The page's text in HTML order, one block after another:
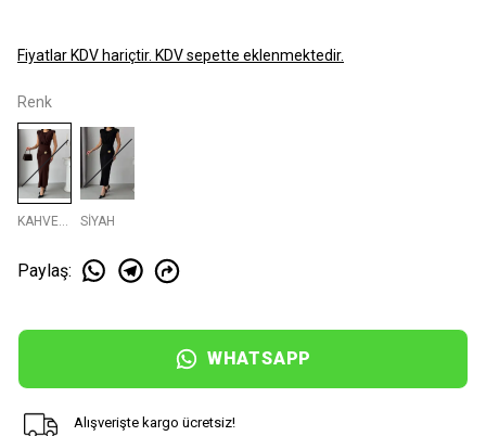
Fiyatlar KDV hariçtir. KDV sepette eklenmektedir.
Renk
KAHVERENGI SİYAH
Paylaş:
WHATSAPP
Alışverişte kargo ücretsiz!